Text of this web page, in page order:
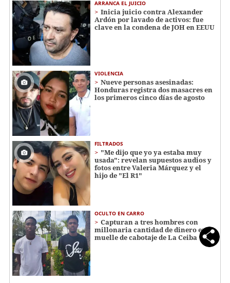
ARRANCA EL JUICIO
Inicia juicio contra Alexander
Ardón por lavado de activos: fue
clave en la condena de JOH en EEUU
VIOLENCIA
Nueve personas asesinadas:
Honduras registra dos masacres en
los primeros cinco días de agosto
FILTRADOS
"Me dijo que yo ya estaba muy
usada": revelan supuestos audios y
fotos entre Valeria Márquez y el
hijo de "El R1"
OCULTO EN CARRO
Capturan a tres hombres con
millonaria cantidad de dinero en el
muelle de cabotaje de La Ceiba